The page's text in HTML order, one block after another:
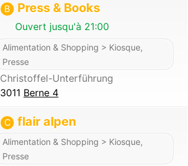
B Press & Books
Ouvert jusqu'à 21:00
Alimentation & Shopping > Kiosque,
Presse
Christoffel-Unterführung
3011 Berne 4
C flair alpen
Alimentation & Shopping > Kiosque,
Presse